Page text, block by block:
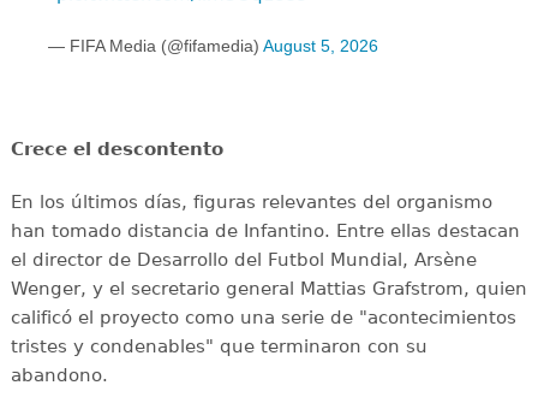
— FIFA Media (@fifamedia) August 5, 2026
Crece el descontento
En los últimos días, figuras relevantes del organismo
han tomado distancia de Infantino. Entre ellas destacan
el director de Desarrollo del Futbol Mundial, Arsène
Wenger, y el secretario general Mattias Grafstrom, quien
calificó el proyecto como una serie de "acontecimientos
tristes y condenables" que terminaron con su
abandono.